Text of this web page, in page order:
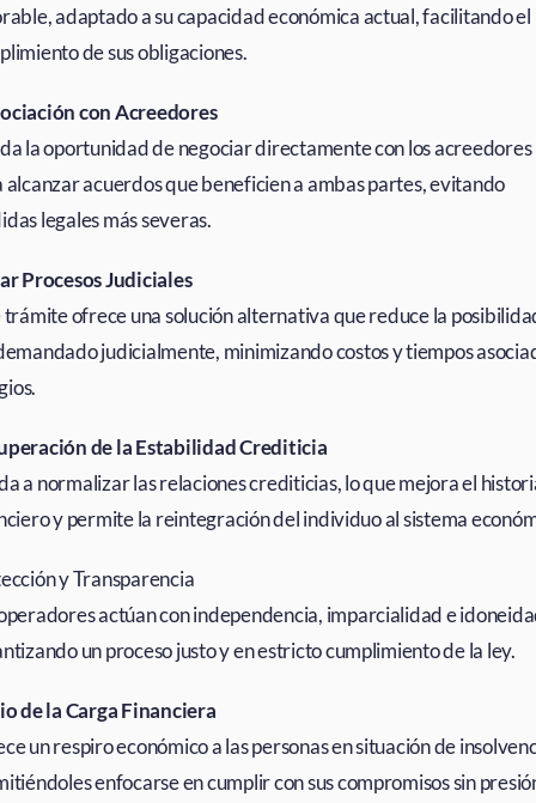
adaptado a su capacidad económica actual, facilitando el
de sus obligaciones.
con Acreedores
la oportunidad de negociar directamente con los acreedores
alcanzar acuerdos que beneficien a ambas partes, evitando
legales más severas.
Procesos Judiciales
trámite ofrece una solución alternativa que reduce la
judicialmente, minimizando costos y tiempos
de la Estabilidad Crediticia
a normalizar las relaciones crediticias, lo que mejora el
y permite la reintegración del individuo al sistema
y Transparencia
actúan con independencia, imparcialidad e
un proceso justo y en estricto cumplimiento de la ley.
de la Carga Financiera
un respiro económico a las personas en situación de
enfocarse en cumplir con sus compromisos sin